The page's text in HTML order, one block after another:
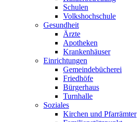
Schulen
Volkshochschule
Gesundheit
Ärzte
Apotheken
Krankenhäuser
Einrichtungen
Gemeindebücherei
Friedhöfe
Bürgerhaus
Turnhalle
Soziales
Kirchen und Pfarrämter